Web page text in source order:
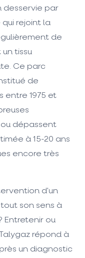
desservie par
rejoint la
de
tissu
Ce parc
de
entre 1975 et
dépassent
à 15-20 ans
encore très
d'un
son sens à
Entretenir ou
répond à
un diagnostic